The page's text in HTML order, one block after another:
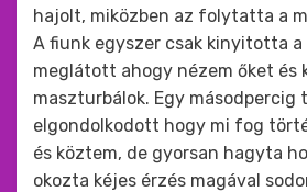
hajolt, miközben az folytatta a
A fiunk egyszer csak kinyitotta a
meglátott ahogy nézem őket és
maszturbálok. Egy másodpercig
elgondolkodott hogy mi fog
és köztem, de gyorsan hagyta
okozta kéjes érzés magával